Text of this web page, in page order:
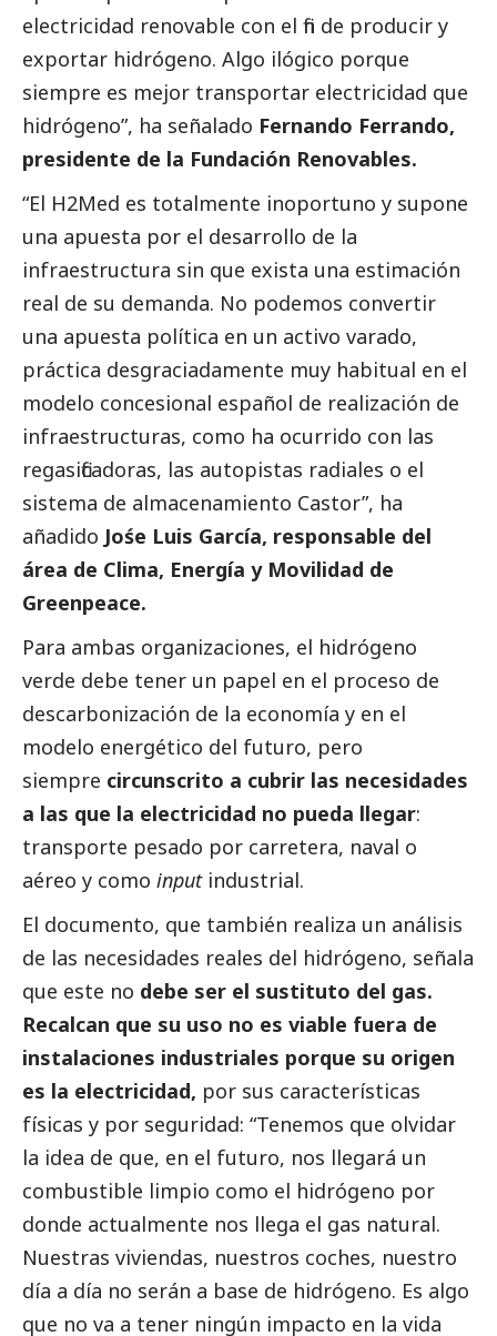
electricidad renovable con el fin de producir y
exportar hidrógeno. Algo ilógico porque
siempre es mejor transportar electricidad que
hidrógeno”, ha señalado Fernando Ferrando,
presidente de la Fundación Renovables.
“El H2Med es totalmente inoportuno y supone
una apuesta por el desarrollo de la
infraestructura sin que exista una estimación
real de su demanda. No podemos convertir
una apuesta política en un activo varado,
práctica desgraciadamente muy habitual en el
modelo concesional español de realización de
infraestructuras, como ha ocurrido con las
regasificadoras, las autopistas radiales o el
sistema de almacenamiento Castor”, ha
añadido Jośe Luis García, responsable del
área de Clima, Energía y Movilidad de
Greenpeace.
Para ambas organizaciones, el hidrógeno
verde debe tener un papel en el proceso de
descarbonización de la economía y en el
modelo energético del futuro, pero
siempre circunscrito a cubrir las necesidades
a las que la electricidad no pueda llegar:
transporte pesado por carretera, naval o
aéreo y como inputindustrial.
El documento, que también realiza un análisis
de las necesidades reales del hidrógeno, señala
que este no debe ser el sustituto del gas.
Recalcan que su uso no es viable fuera de
instalaciones industriales porque su origen
es la electricidad, por sus características
físicas y por seguridad: “Tenemos que olvidar
la idea de que, en el futuro, nos llegará un
combustible limpio como el hidrógeno por
donde actualmente nos llega el gas natural.
Nuestras viviendas, nuestros coches, nuestro
día a día no serán a base de hidrógeno. Es algo
que no va a tener ningún impacto en la vida